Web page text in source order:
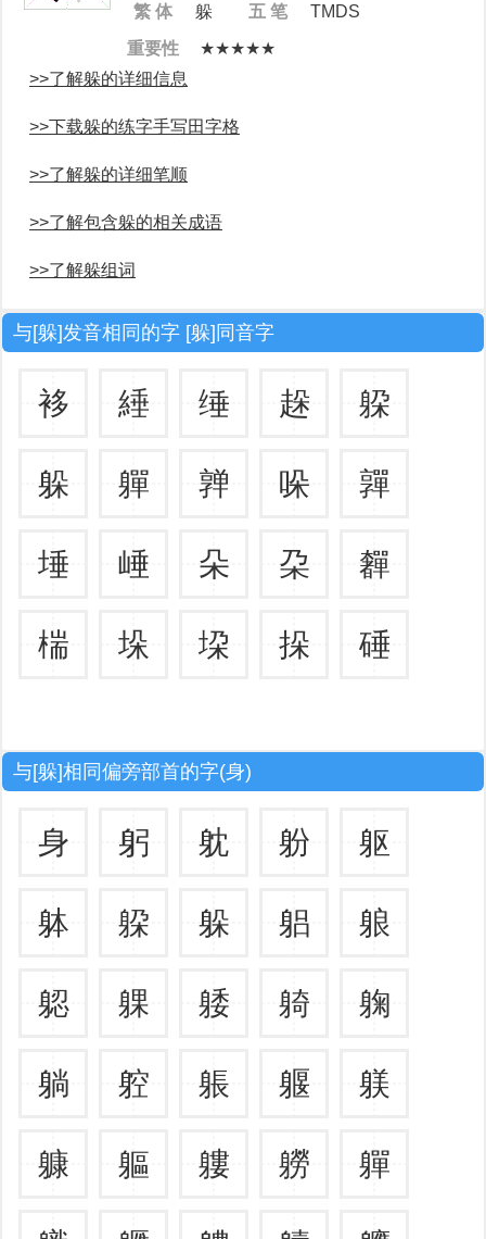
繁 体
躲 五 笔
TMDS
重要性
★★★★★
>>了解躲的详细信息
>>下载躲的练字手写田字格
>>了解躲的详细笔顺
>>了解包含躲的相关成语
>>了解躲组词
与[躲]发音相同的字 [躲]同音字
袳 綞 缍 趓 躱
躲 軃 亸 哚 嚲
埵 崜 朵 朶 奲
椯 垛 垜 挆 硾
与[躲]相同偏旁部首的字(身)
身 躬 躭 躮 躯
躰 躱 躲 躳 躴
躵 躶 躷 躸 躹
躺 躻 躼 躽 躾
躿 軀 軁 軂 軃